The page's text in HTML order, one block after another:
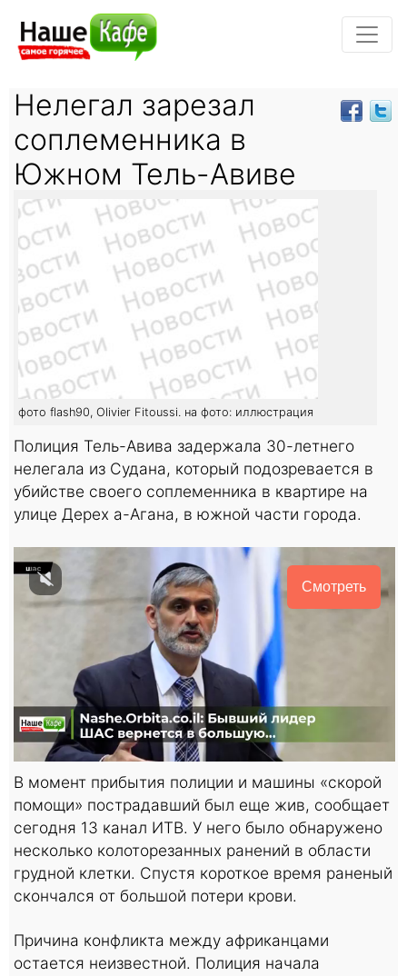
Нелегал зарезал
соплеменника в
Южном Тель-Авиве
фото flash90, Olivier Fitoussi. на фото: иллюстрация
Полиция Тель-Авива задержала 30-летнего
нелегала из Судана, который подозревается в
убийстве своего соплеменника в квартире на
улице Дерех а-Агана, в южной части города.
Смотреть
В момент прибытия полиции и машины «скорой
помощи» пострадавший был еще жив, сообщает
сегодня 13 канал ИТВ. У него было обнаружено
несколько колоторезанных ранений в области
грудной клетки. Спустя короткое время раненый
скончался от большой потери крови.
Причина конфликта между африканцами
остается неизвестной. Полиция начала